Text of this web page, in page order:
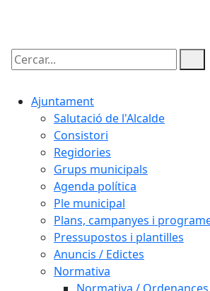
Cercar:
Ajuntament
Salutació de l'Alcalde
Consistori
Regidories
Grups municipals
Agenda política
Ple municipal
Plans, campanyes i
Pressupostos i plantilles
Anuncis / Edictes
Normativa